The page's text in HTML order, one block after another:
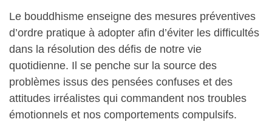
Le bouddhisme enseigne des mesures préventives
d’ordre pratique à adopter afin d’éviter les difficultés
dans la résolution des défis de notre vie
quotidienne. Il se penche sur la source des
problèmes issus des pensées confuses et des
attitudes irréalistes qui commandent nos troubles
émotionnels et nos comportements compulsifs.